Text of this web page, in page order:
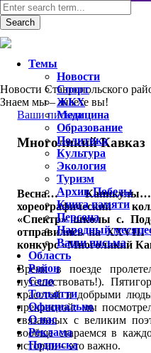
Новости Ставропольского
Знаем мы – знаете вы!
Ваши письма
Многоликий Кавказ
Весна…
хореографический
«Спектр» школы с.
отправились на XXVIII
конкурс «Многоликий
Время в поезде
путешествовать!).
красотой и добрыми
прекрасной: мы
связанных с великим
вообще стараемся в
истории – это важно.
Темы
Новости
Спорт
ЖКХ
Медицина
Образование
Политика
Культура
Экология
Туризм
Архив Победы
Книга памяти
Персона
Народный
Ваши письма
Область
Район
Село
Тольятти
Официально
О нас
Реклама
Подписка